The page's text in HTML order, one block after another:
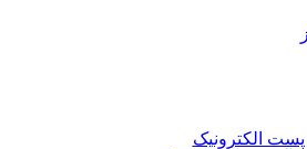
پست الکترونیک